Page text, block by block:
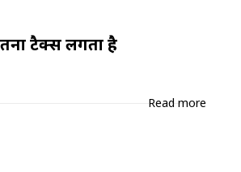
टैक्स लगता है
Read more